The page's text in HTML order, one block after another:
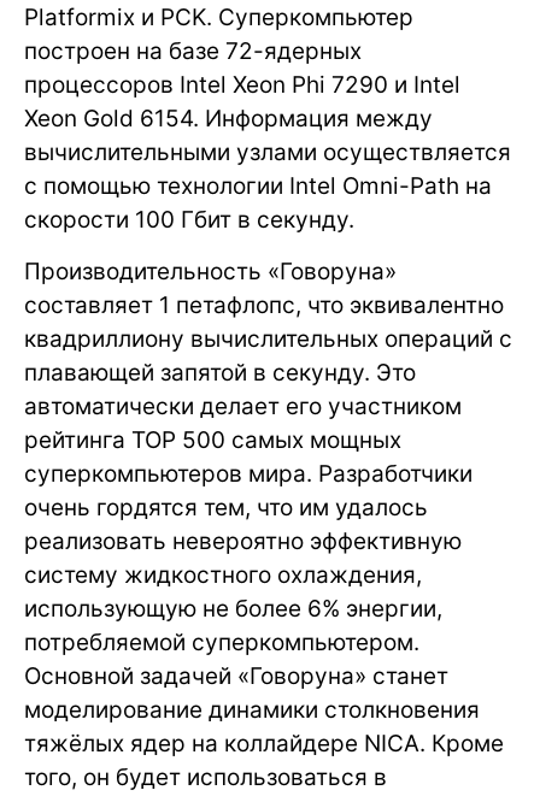
Platformix и PCK. Суперкомпьютер
построен на базе 72-ядерных
процессоров Intel Xeon Phi 7290 и Intel
Xeon Gold 6154. Информация между
вычислительными узлами осуществляется
с помощью технологии Intel Omni-Path на
скорости 100 Гбит в секунду.
Производительность «Говоруна»
составляет 1 петафлопс, что эквивалентно
квадриллиону вычислительных операций с
плавающей запятой в секунду. Это
автоматически делает его участником
рейтинга TOP 500 самых мощных
суперкомпьютеров мира. Разработчики
очень гордятся тем, что им удалось
реализовать невероятно эффективную
систему жидкостного охлаждения,
использующую не более 6% энергии,
потребляемой суперкомпьютером.
Основной задачей «Говоруна» станет
моделирование динамики столкновения
тяжёлых ядер на коллайдере NICA. Кроме
того, он будет использоваться в